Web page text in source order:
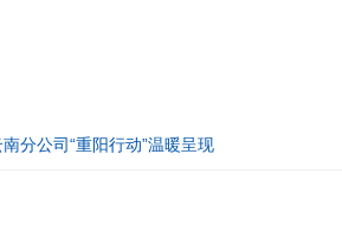
分公司“重阳行动”温暖呈现